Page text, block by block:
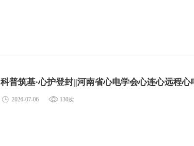
科普筑基·心护登封||河南省心电学会心连心远程
2026-07-06 130次